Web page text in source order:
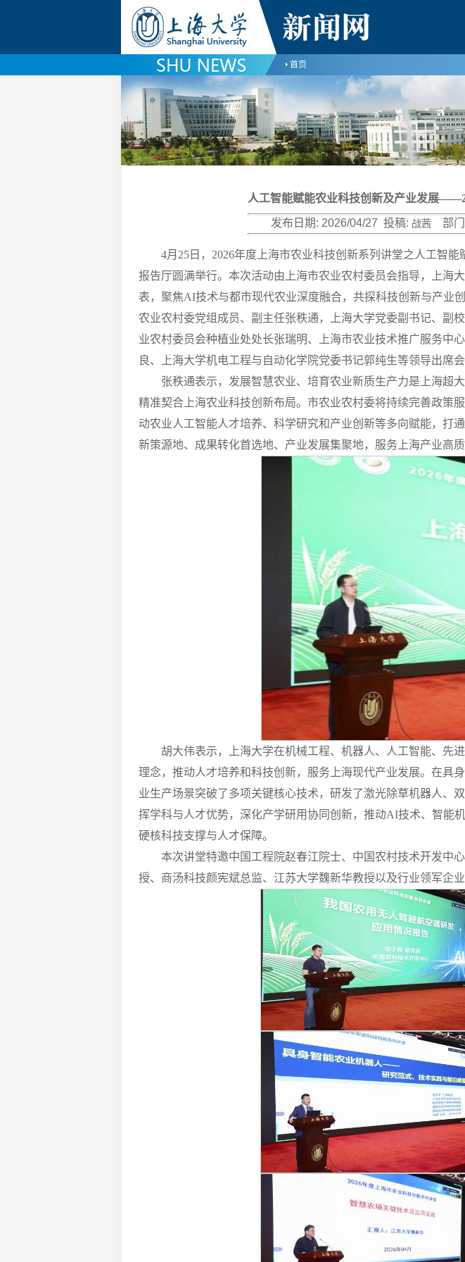
首页
人工智能赋能农业科技创新及产业发展
发布日期: 2026/04/27 投稿: 战茜 部
4月25日，2026年度上海市农业科技创新系列讲堂之人工智
报告厅圆满举行。本次活动由上海市农业农村委员会指导，上海
表，聚焦AI技术与都市现代农业深度融合，共探科技创新与产业
农业农村委党组成员、副主任张秩通，上海大学党委副书记、副
业农村委员会种植业处处长张瑞明、上海市农业技术推广服务中
良、上海大学机电工程与自动化学院党委书记郭纯生等领导出席会
张秩通表示，发展智慧农业、培育农业新质生产力是上海超
精准契合上海农业科技创新布局。市农业农村委将持续完善政策
动农业人工智能人才培养、科学研究和产业创新等多向赋能，打
新策源地、成果转化首选地、产业发展集聚地，服务上海产业高
胡大伟表示，上海大学在机械工程、机器人、人工智能、先
理念，推动人才培养和科技创新，服务上海现代产业发展。在具
业生产场景突破了多项关键核心技术，研发了激光除草机器人、
挥学科与人才优势，深化产学研用协同创新，推动AI技术、智能
硬核科技支撑与人才保障。
本次讲堂特邀中国工程院赵春江院士、中国农村技术开发中
授、商汤科技颜宪斌总监、江苏大学魏新华教授以及行业领军企